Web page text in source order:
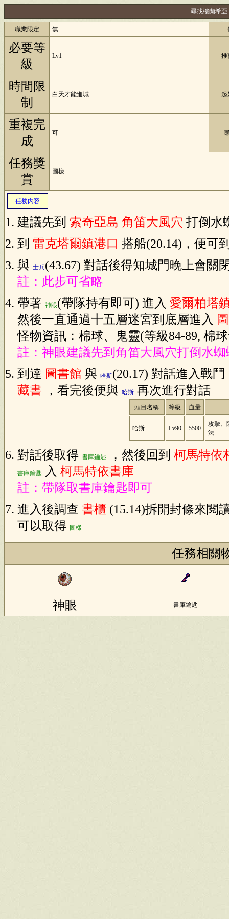
尋找樓蘭希亞
職業限定 無
必要等
級
Lv1 推
時間限
制
白天才能進城 起
重複完
成
可
任務獎
賞
圖樣
任務內容
建議先到 索奇亞島 角笛大風穴 打倒水
到 雷克塔爾鎮港口 搭船(20.14)，便可
與 士兵(43.67) 對話後得知城門晚上會關
註：此步可省略
帶著 神眼(帶隊持有即可) 進入 愛爾柏塔
然後一直通過十五層迷宮到底層進入
怪物資訊：棉球、鬼靈(等級84-89, 棉
註：神眼建議先到角笛大風穴打倒水蜘
到達 圖書館 與 哈斯(20.17) 對話進入戰
藏書 ，看完後便與 哈斯 再次進行對話
頭目名稱 等級 血量
哈斯 Lv90 5500
攻擊、
法
對話後取得 書庫鑰匙 ，然後回到 柯馬特依
書庫鑰匙 入 柯馬特依書庫
註：帶隊取書庫鑰匙即可
進入後調查 書櫃 (15.14)拆開封條來閱
可以取得 圖樣
任務相關
神眼 書庫鑰匙